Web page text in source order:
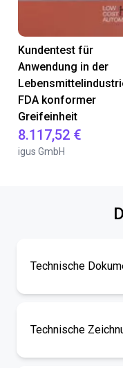
Kundentest für
Anwendung in der
FDA konformer
Greifeinheit
8.117,52 €
igus GmbH
Technische
Technische